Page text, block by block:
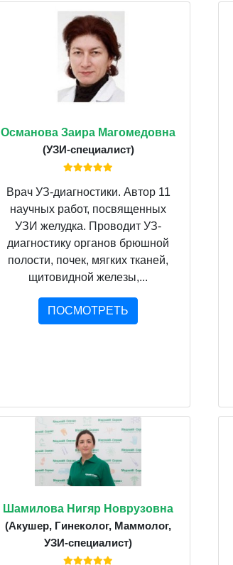
Османова Заира Магомедовна
(УЗИ-специалист)
Врач УЗ-диагностики. Автор 11
научных работ, посвященных
УЗИ желудка. Проводит УЗ-
диагностику органов брюшной
полости, почек, мягких тканей,
щитовидной железы,...
ПОСМОТРЕТЬ
Шамилова Нигяр Новрузовна
(Акушер, Гинеколог, Маммолог,
УЗИ-специалист)